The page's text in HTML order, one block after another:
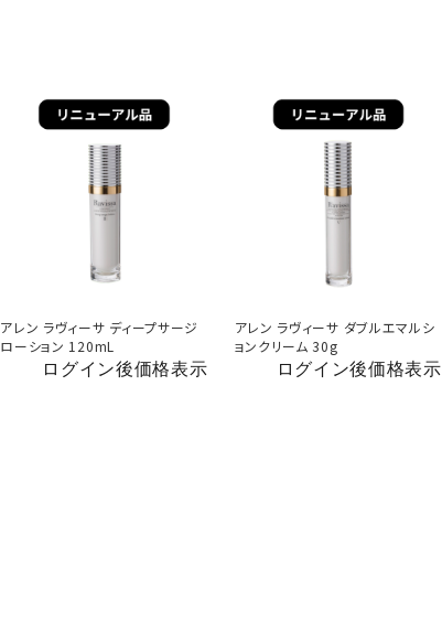
アレン ラヴィーサ ディープサージ
ローション 120mL
ログイン後価格表示
アレン ラヴィーサ ダブルエマルシ
ョンクリーム 30g
ログイン後価格表示